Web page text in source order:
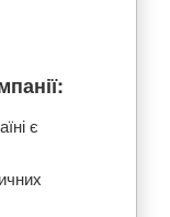
є